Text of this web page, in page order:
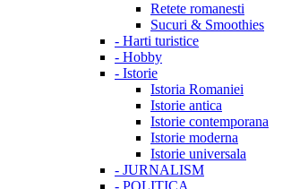
Retete romanesti
Sucuri & Smoothies
- Harti turistice
- Hobby
- Istorie
Istoria Romaniei
Istorie antica
Istorie contemporana
Istorie moderna
Istorie universala
- JURNALISM
- POLITICA